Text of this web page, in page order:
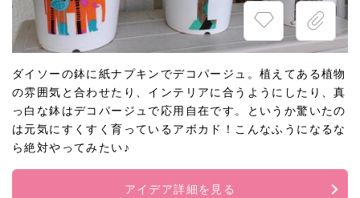
ダイソーの鉢に紙ナプキンでデコパージュ。植えてある植物
の雰囲気と合わせたり、インテリアに合うようにしたり、真
っ白な鉢はデコパージュで応用自在です。というか驚いたの
は元気にすくすく育っているアボカド！こんなふうになるな
ら絶対やってみたい♪
アイデア詳細を見る